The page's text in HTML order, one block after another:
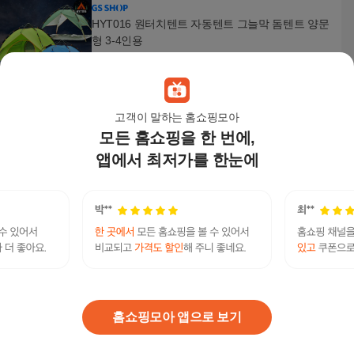
고객이 말하는 홈쇼핑모아
모든 홈쇼핑을 한 번에,
앱에서 최저가를 한눈에
홈쇼핑모아 앱으로 보기
HYT016 원터치텐트 자동텐트 그늘막 돔텐트 양문
형 3-4인용
칼루스 오토 육각텐트 6P 올블랙 원터치 텐트 그늘
막 원터치텐트 원터치텐트6인용 원터치텐트5인용
원터치팝업텐트 5인용원터치 그늘막텐트
106,300
타프 렌웨이브 원터치 팝업 방수 캠핑 텐트 5-6인